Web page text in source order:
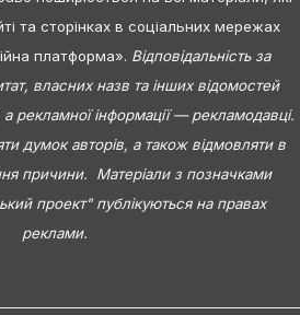
та сторінках в соціальних мережах
платформа». Відповідальність за
власних назв та інших відомостей
а рекламної інформації — рекламодавці.
думок авторів, а також відмовляти в
причини. Матеріали з позначками
проект" публікуються на правах
реклами.